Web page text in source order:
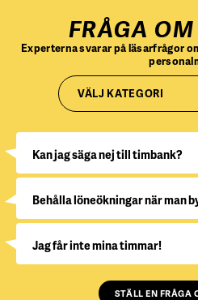
FRÅGA
Experterna svarar på läsarfrågor
VÄLJ KATEGORI
Kan jag säga nej till timbank?
Behålla löneökningar när man
Jag får inte mina timmar!
STÄLL EN FRÅGA